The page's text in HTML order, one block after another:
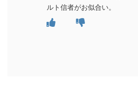
ルト信者がお似合い。